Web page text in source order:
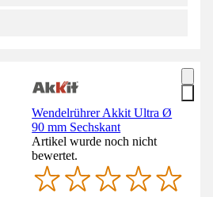
Wendelrührer Akkit Ultra Ø
90 mm Sechskant
Artikel wurde noch nicht
bewertet.